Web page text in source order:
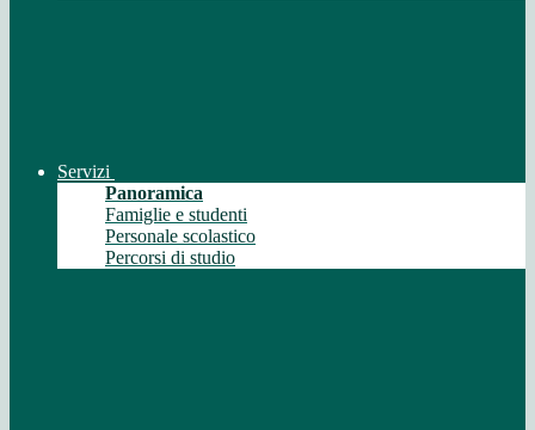
Servizi
Panoramica
Famiglie e studenti
Personale scolastico
Percorsi di studio